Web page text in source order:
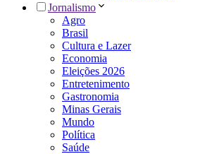
Jornalismo
Agro
Brasil
Cultura e Lazer
Economia
Eleições 2026
Entretenimento
Gastronomia
Minas Gerais
Mundo
Política
Saúde